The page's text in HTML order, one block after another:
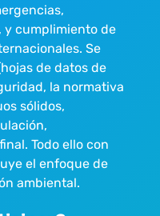
y cumplimiento de
Se
de datos de
la normativa
sólidos,
Todo ello con
el enfoque de
ambiental.